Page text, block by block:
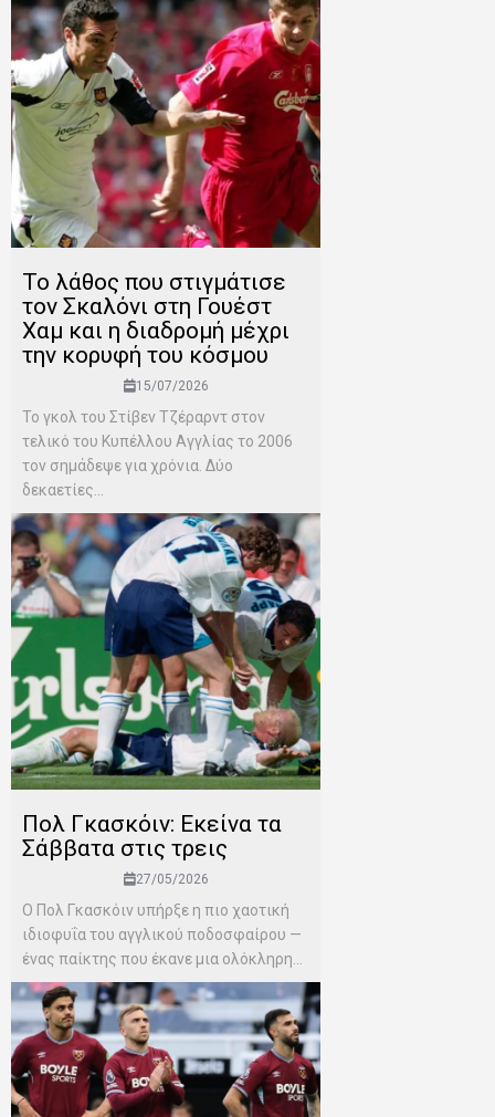
Το λάθος που στιγμάτισε
τον Σκαλόνι στη Γουέστ
Χαμ και η διαδρομή μέχρι
την κορυφή του κόσμου
15/07/2026
Το γκολ του Στίβεν Τζέραρντ στον
τελικό του Κυπέλλου Αγγλίας το 2006
τον σημάδεψε για χρόνια. Δύο
δεκαετίες...
Πολ Γκασκόιν: Εκείνα τα
Σάββατα στις τρεις
27/05/2026
Ο Πολ Γκασκόιν υπήρξε η πιο χαοτική
ιδιοφυΐα του αγγλικού ποδοσφαίρου —
ένας παίκτης που έκανε μια ολόκληρη...